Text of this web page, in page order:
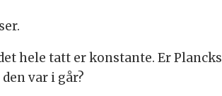
hele tatt er konstante. Er Plancks
var i går?